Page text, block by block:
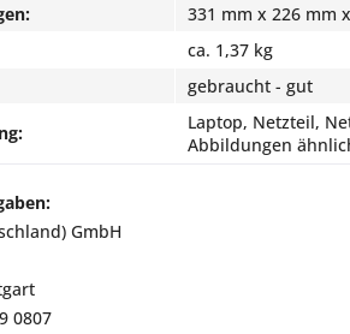
331 mm x 226 mm
ca. 1,37 kg
gebraucht - gut
Laptop, Netzteil,
Abbildungen
GmbH
0807